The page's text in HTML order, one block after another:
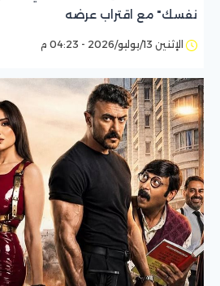
نفسك" مع اقتراب عرضه
الإثنين 13/يوليو/2026 - 04:23 م